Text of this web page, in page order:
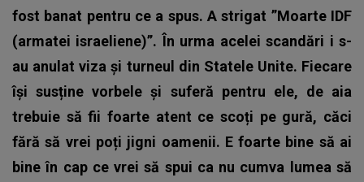
fost banat pentru ce a spus. A strigat ”Moarte IDF
(armatei israeliene)”. În urma acelei scandări i s-
au anulat viza și turneul din Statele Unite. Fiecare
își susține vorbele și suferă pentru ele, de aia
trebuie să fii foarte atent ce scoți pe gură, căci
fără să vrei poți jigni oamenii. E foarte bine să ai
bine în cap ce vrei să spui ca nu cumva lumea să